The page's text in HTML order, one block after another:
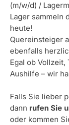
(m/w/d) /
Lager sammeln
heute!
Quereinsteiger
ebenfalls
Egal ob
Aushilfe – wir
Falls Sie lieber
dann rufen Sie
oder kommen